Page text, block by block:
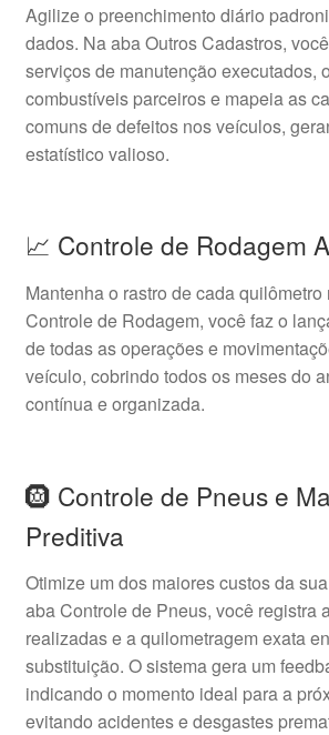
Agilize o preenchimento diário
dados. Na aba Outros Cadastros,
serviços de manutenção executados,
combustíveis parceiros e mapeia as
comuns de defeitos nos veículos,
estatístico valioso.
📈 Controle de Rodagem
Mantenha o rastro de cada
Controle de Rodagem, você faz o
de todas as operações e
veículo, cobrindo todos os meses do
contínua e organizada.
🛞 Controle de Pneus e
Preditiva
Otimize um dos maiores custos da
aba Controle de Pneus, você registra
realizadas e a quilometragem exata
substituição. O sistema gera um
indicando o momento ideal para a
evitando acidentes e desgastes